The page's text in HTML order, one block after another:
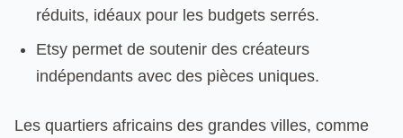
réduits, idéaux pour les budgets serrés.
Etsy permet de soutenir des créateurs
indépendants avec des pièces uniques.
Les quartiers africains des grandes villes, comme